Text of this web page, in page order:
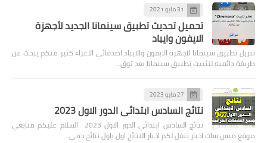
31 مايو 2021
تحميل تحديث تطبيق سينمانا الجديد لأجهزة
الايفون وايباد
تنزيل تطبيق سينمانا لاجهزة الايفون والايباد اصدقائي الاعزاء كثير منكم يبحث عن
طريقة دائميه لتثبيت تطبيق سينمانا بعد توق…
27 مايو 2023
نتائج السادس ابتدائي الدور الاول 2023
نتائج السادس ابتدائي الدور الاول 2023 السلام عليكم متابعي
موقع ميس سات اخبار ننقل لكم اخبار النتائج اول باول نتائج جمي…